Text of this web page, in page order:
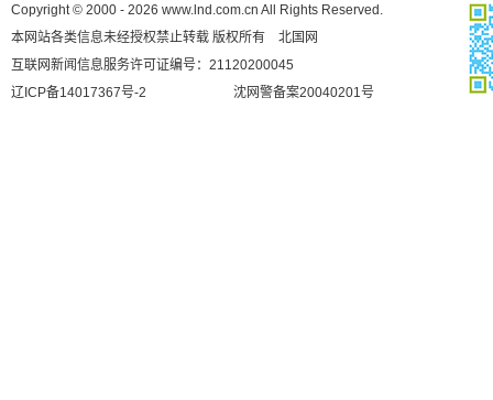
Copyright © 2000 - 2026 www.lnd.com.cn All Rights Reserved.
本网站各类信息未经授权禁止转载 版权所有 北国网
互联网新闻信息服务许可证编号：21120200045
辽ICP备14017367号-2
沈网警备案20040201号